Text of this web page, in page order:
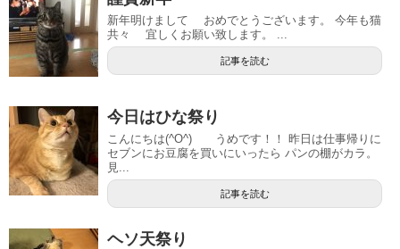
新年明けまして おめでとうございます。 今年も猫
共々 宜しくお願い致します。 ...
記事を読む
今日はひな祭り
こんにちは(^O^) うめです！！ 昨日は仕事帰りに
セブンにお豆腐を買いにいったら パンの棚がカラ。
見...
記事を読む
ヘソ天祭り